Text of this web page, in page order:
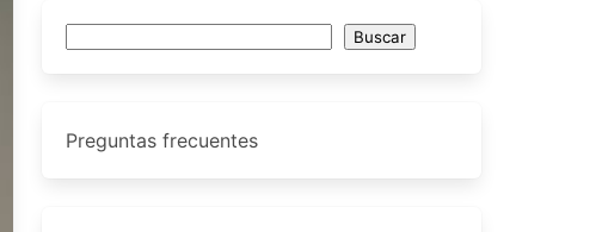
Buscar
Preguntas frecuentes